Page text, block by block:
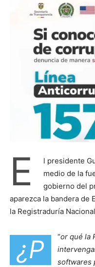
E
l presidente
medio de la
gobierno del
aparezca la bandera de
la Registraduría
“
¿P
or qué la
softwares